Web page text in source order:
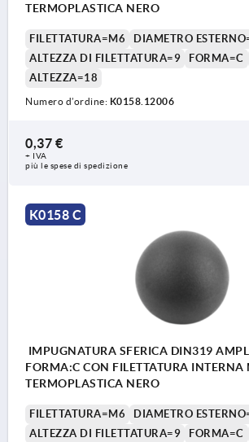
TERMOPLASTICA NERO
FILETTATURA=M6
DIAMETRO
ALTEZZA DI FILETTATURA=9
FORMA=C
ALTEZZA=18
Numero d’ordine: K0158.12006
0,37 €
+ IVA
più le spese di spedizione
K0158 C
IMPUGNATURA SFERICA DIN319
FORMA:C CON FILETTATURA INTERNA
TERMOPLASTICA NERO
FILETTATURA=M6
DIAMETRO
ALTEZZA DI FILETTATURA=9
FORMA=C